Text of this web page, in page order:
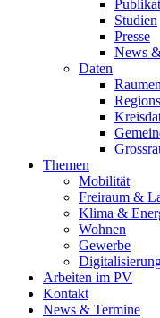
Studien
Presse
News
Daten
Themen
Mobilität
Freiraum &
Klima &
Wohnen
Gewerbe
Arbeiten im PV
Kontakt
News & Termine